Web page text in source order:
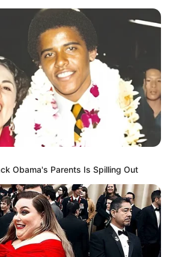
Obama's Parents Is Spilling Out